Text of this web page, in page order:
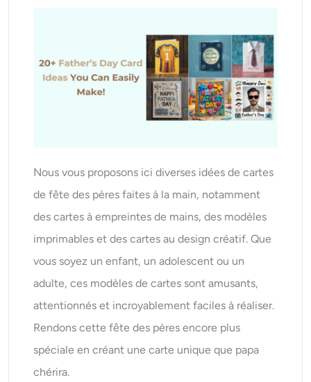
Outils de portrait
Filtre AI
Générateur de tirs à la tête Pro
Générateur de tirs à la tête IA
Outils vidéo
Nous vous proposons ici diverses idées de cartes
de fête des pères faites à la main, notamment
des cartes à empreintes de mains, des modèles
imprimables et des cartes au design créatif. Que
vous soyez un enfant, un adolescent ou un
adulte, ces modèles de cartes sont amusants,
attentionnés et incroyablement faciles à réaliser.
Rendons cette fête des pères encore plus
spéciale en créant une carte unique que papa
chérira.